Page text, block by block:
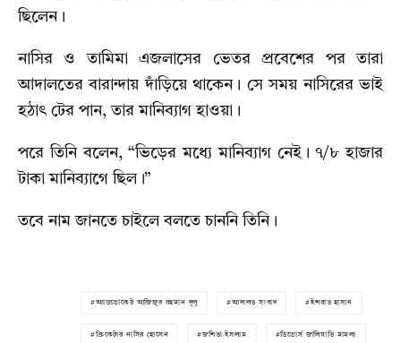
ছিলেন।
নাসির ও তামিমা এজলাসের ভেতর প্রবেশের পর তারা
আদালতের বারান্দায় দাঁড়িয়ে থাকেন। সে সময় নাসিরের ভাই
হঠাৎ টের পান, তার মানিব্যাগ হাওয়া।
পরে তিনি বলেন, “ভিড়ের মধ্যে মানিব্যাগ নেই। ৭/৮ হাজার
টাকা মানিব্যাগে ছিল।”
তবে নাম জানতে চাইলে বলতে চাননি তিনি।
অ্যাডভোকেট আজিজুর রহমান দুলু আদালত সংবাদ ইশরাত হাসান
ক্রিকেটার নাসির হোসেন জশিতা ইসলাম ডিভোর্স জালিয়াতি মামলা